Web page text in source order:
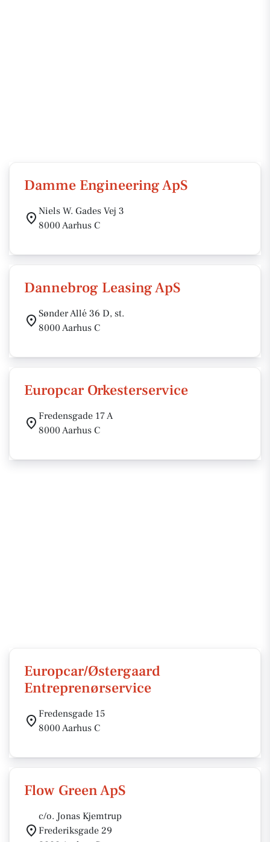
Damme Engineering ApS
Niels W. Gades Vej 3
8000 Aarhus C
Dannebrog Leasing ApS
Sønder Allé 36 D, st.
8000 Aarhus C
Europcar Orkesterservice
Fredensgade 17 A
8000 Aarhus C
Europcar/Østergaard
Entreprenørservice
Fredensgade 15
8000 Aarhus C
Flow Green ApS
c/o. Jonas Kjemtrup
Frederiksgade 29